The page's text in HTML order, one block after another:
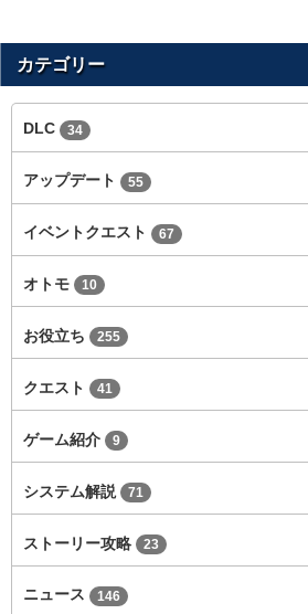
カテゴリー
DLC 34
アップデート 55
イベントクエスト 67
オトモ 10
お役立ち 255
クエスト 41
ゲーム紹介 9
システム解説 71
ストーリー攻略 23
ニュース 146